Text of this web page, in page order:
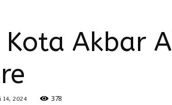
Kota Akbar
14, 2024 378